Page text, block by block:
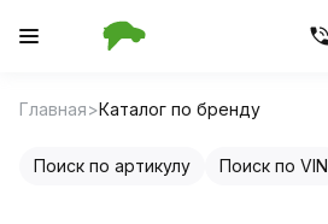
Главная Каталог по бренду
Поиск по артикулу Поиск по VIN